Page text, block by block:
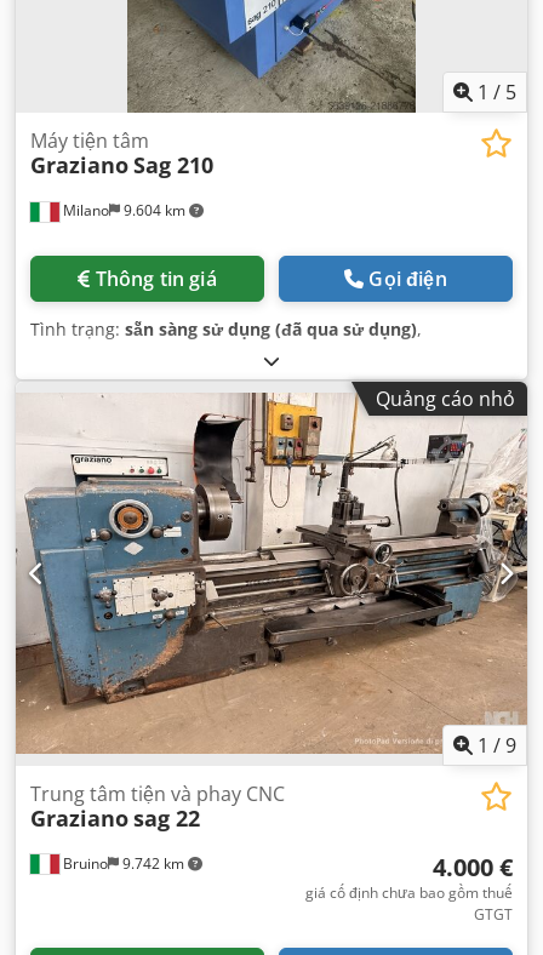
1 / 5
Milano 9.604 km
Máy tiện tâm
GrazianoSag 210
Thông tin giá Gọi điện
Tình trạng: sẵn sàng sử dụng (đã qua sử dụng),
Quảng cáo nhỏ
1 /9
Bruino 9.742 km
Trung tâm tiện và phay CNC
Grazianosag 22
4.000 €
giá cố định chưa bao gồm thuế
GTGT